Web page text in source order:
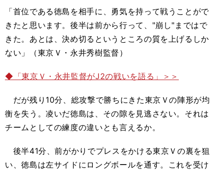
「首位である徳島を相手に、勇気を持って戦うことがで
きたと思います。後半は前から行って、"崩し"まではで
きた。あとは、決め切るというところの質を上げるしか
ない」（東京Ｖ・永井秀樹監督）
◆「東京Ｖ・永井監督がJ2の戦いを語る」＞＞
だが残り10分、総攻撃で勝ちにきた東京Ｖの陣形が均
衡を失う。凌いだ徳島は、その隙を見逃さない。それは
チームとしての練度の違いとも言えるか。
後半41分、前がかりでプレスをかける東京Ｖの裏を狙
い、徳島は左サイドにロングボールを通す。これを受け